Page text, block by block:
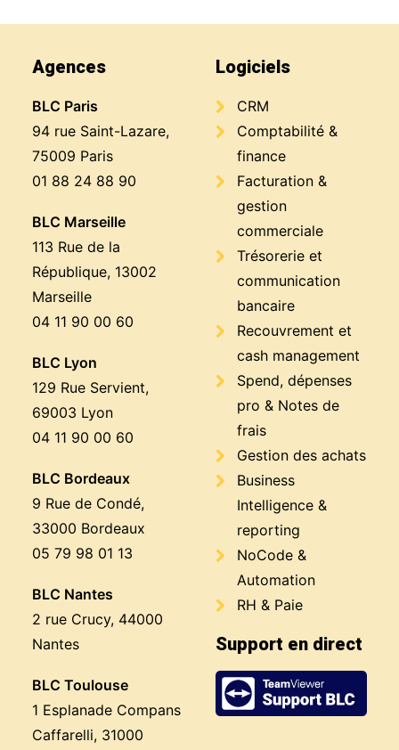
Agences
BLC Paris
94 rue Saint-Lazare,
75009 Paris
01 88 24 88 90
BLC Marseille
113 Rue de la
République, 13002
Marseille
04 11 90 00 60
BLC Lyon
129 Rue Servient,
69003 Lyon
04 11 90 00 60
BLC Bordeaux
9 Rue de Condé,
33000 Bordeaux
05 79 98 01 13
BLC Nantes
2 rue Crucy, 44000
Nantes
BLC Toulouse
1 Esplanade Compans
Caffarelli, 31000
Logiciels
CRM
Comptabilité &
finance
Facturation &
gestion
commerciale
Trésorerie et
communication
bancaire
Recouvrement et
cash management
Spend, dépenses
pro & Notes de
frais
Gestion des achats
Business
Intelligence &
reporting
NoCode &
Automation
RH & Paie
Support en direct